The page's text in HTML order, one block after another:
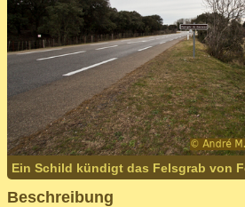
Ein Schild kündigt das Felsgrab von
Beschreibung